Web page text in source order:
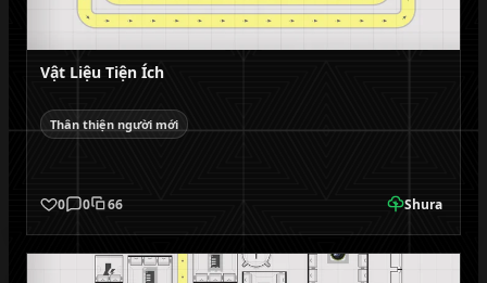
Vật Liệu Tiện Ích
Thân thiện người mới
0 0 66 Shura